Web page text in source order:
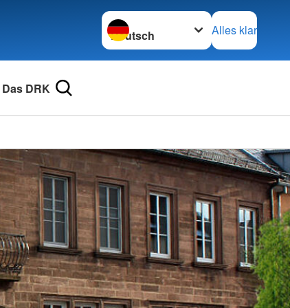
Sprache wechseln zu
Alles klar
Das DRK